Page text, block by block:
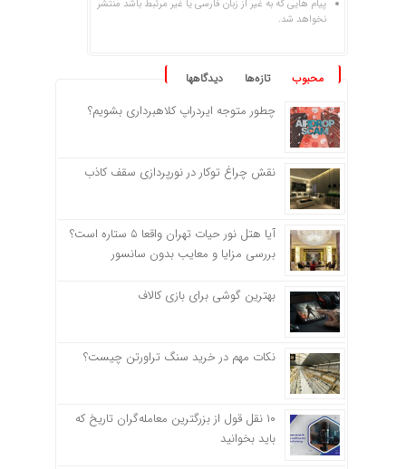
پیام هایی که به غیر از زبان فارسی یا غیر مرتبط باشد منتشر
نخواهد شد.
محبوب تازه‌ها دیدگاهها
چطور متوجه ایردراپ کلاهبرداری بشویم؟
نقش چراغ توکار در نورپردازی سقف کاذب
آیا هتل نور حیات تهران واقعا ۵ ستاره است؟
بررسی مزایا و معایب بدون سانسور
بهترین گوشی برای بازی کالاف
نکات مهم در خرید سنگ تراورتن چیست؟
۱۰ نقل قول از بزرگترین معامله‌گران تاریخ که
باید بخوانید